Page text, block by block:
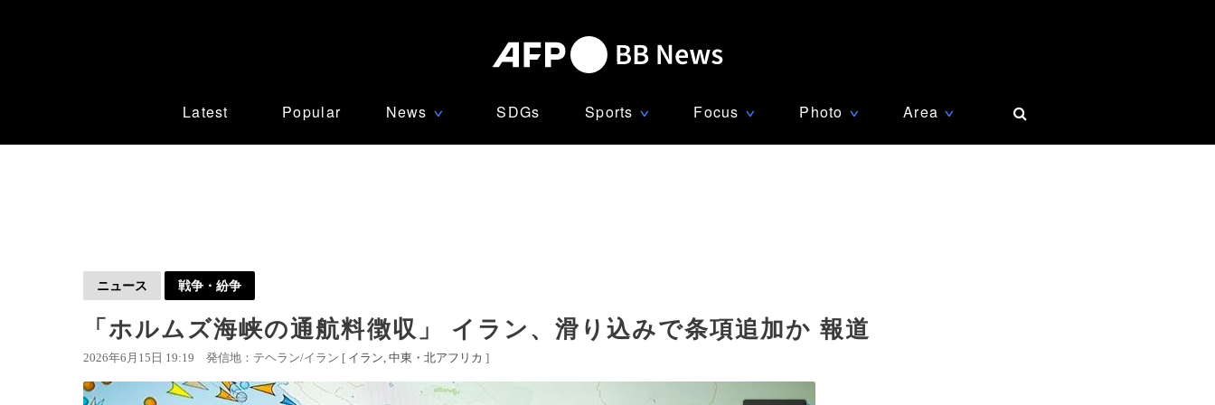
Latest Popular News ∨ SDGs Sports ∨ Focus ∨ Photo ∨ Area ∨
ニュース 戦争・紛争
「ホルムズ海峡の通航料徴収」 イラン、滑り込みで条項追加か 報道
2026年6月15日 19:19 発信地：テヘラン/イラン [ イラン 中東・北アフリカ ]